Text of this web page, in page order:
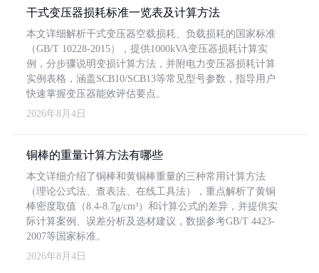
干式变压器损耗标准一览表及计算方法
本文详细解析干式变压器空载损耗、负载损耗的国家标准
（GB/T 10228-2015），提供1000kVA变压器损耗计算实
例，分步骤说明变损计算方法，并附电力变压器损耗计算
实例表格，涵盖SCB10/SCB13等常见型号参数，指导用户
快速掌握变压器能效评估要点。
2026年8月4日
铜棒的重量计算方法有哪些
本文详细介绍了铜棒和黄铜棒重量的三种常用计算方法
（理论公式法、查表法、在线工具法），重点解析了黄铜
棒密度取值（8.4-8.7g/cm³）和计算公式的差异，并提供实
际计算案例、误差分析及选材建议，数据参考GB/T 4423-
2007等国家标准。
2026年8月4日